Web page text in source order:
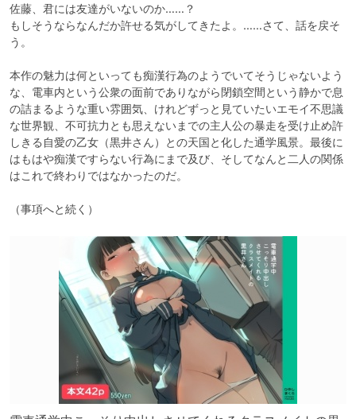
佐藤、君には友達がいないのか……？
もしそうならなんだか許せる気がしてきたよ。……さて、話を戻そ
う。
本作の魅力は何といっても痴漢行為のようでいてそうじゃないよう
な、電車内という公衆の面前でありながら閉鎖空間という静かで息
の詰まるような重い雰囲気、けれどずっと見ていたいエモイ不思議
な世界観、不可抗力とも思えないまでの主人公の暴走を受け止め許
しきる自愛の乙女（黒井さん）との天国と化した通学風景。最後に
はもはや痴漢ですらない行為にまで及び、そしてなんと二人の関係
はこれで終わりではなかったのだ。
（事項へと続く）